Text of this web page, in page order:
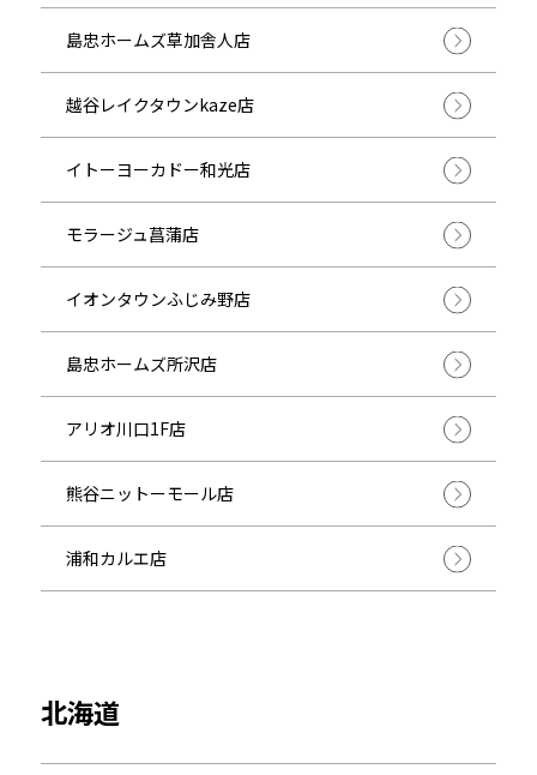
島忠ホームズ草加舎人店
越谷レイクタウンkaze店
イトーヨーカドー和光店
モラージュ菖蒲店
イオンタウンふじみ野店
島忠ホームズ所沢店
アリオ川口1F店
熊谷ニットーモール店
浦和カルエ店
北海道